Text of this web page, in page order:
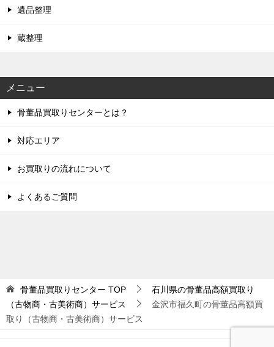
遺品整理
蔵整理
メニュー
骨董品買取りセンターとは？
対応エリア
お買取りの流れについて
よくあるご質問
骨董品買取りセンター TOP
石川県の骨董品高額買取り
（古物商・古美術商）サービス
金沢市福久町の骨董品高額買
取り（古物商・古美術商）サービス